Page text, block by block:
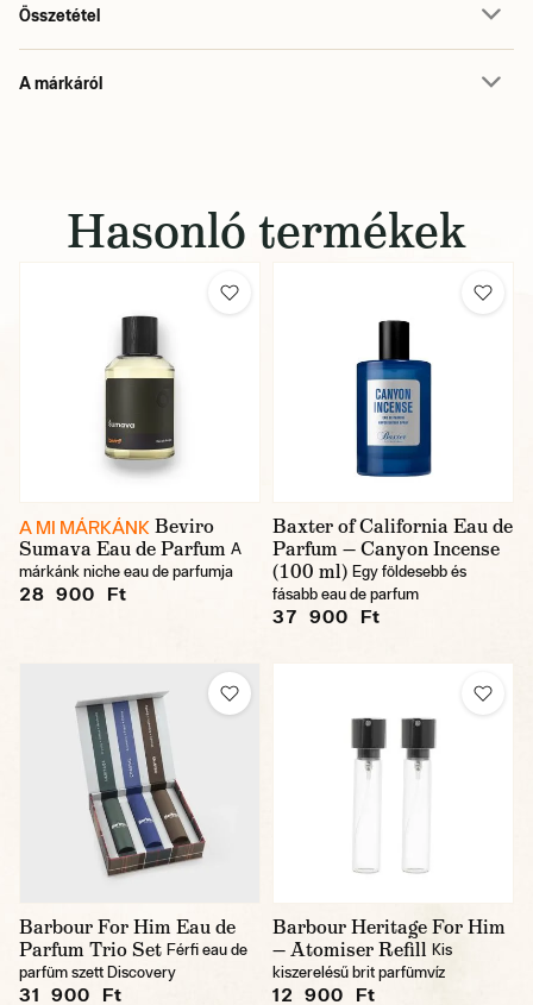
Összetétel
A márkáról
Hasonló termékek
A MI MÁRKÁNK Beviro
Sumava Eau de Parfum A
márkánk niche eau de parfumja
28 900 Ft
Baxter of California Eau de
Parfum — Canyon Incense
(100 ml) Egy földesebb és
fásabb eau de parfum
37 900 Ft
Barbour For Him Eau de
Parfum Trio Set Férfi eau de
parfüm szett Discovery
31 900 Ft
Barbour Heritage For Him
— Atomiser Refill Kis
kiszerelésű brit parfümvíz
12 900 Ft